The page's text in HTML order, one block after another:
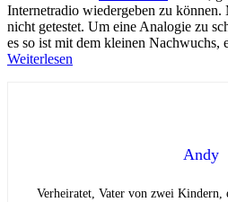
Internetradio wiedergeben zu
nicht getestet. Um eine Analogie zu
es so ist mit dem kleinen Nachwuchs,
Weiterlesen
Andy
Verheiratet, Vater von zwei Kindern,